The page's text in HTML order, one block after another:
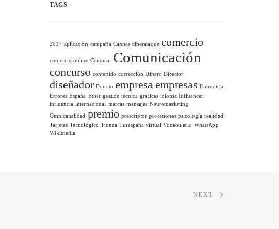
TAGS
2017 aplicación campaña Cannes ciberataque comercio
comercio online Comprar Comunicación
concurso contenido corrección Dinero Director
diseñador Donato empresaempresas Entrevista
Errores España Ether gestión técnica gráficas idioma Influencer
influencia internacional marcas mensajes Neuromarketing
Omnicanalidad premio prescriptor profesiones psicología realidad
Tarjetas Tecnológico Tienda Turespaña virtual Vocabulario WhatsApp
Wikimedia
NEXT